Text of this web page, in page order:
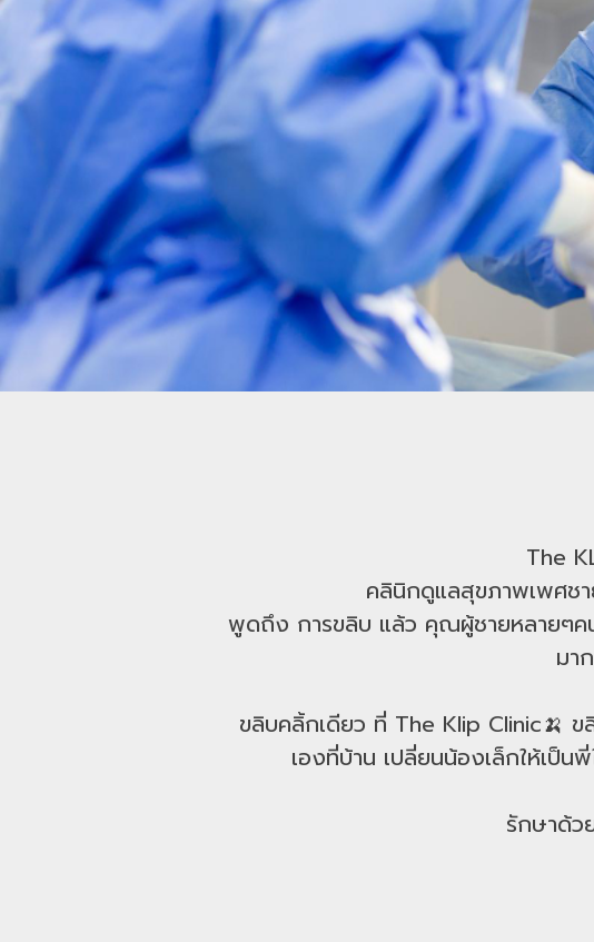
The
คลินิกดูแลสุขภาพเพศช
พูดถึง การขลิบ แล้ว คุณผู้ชายหลายๆคน
มา
ขลิบคลิ้กเดียว ที่ The Klip Clinic🍌
เองที่บ้าน เปลี่ยนน้องเล็กให้เป็
รักษาด้ว